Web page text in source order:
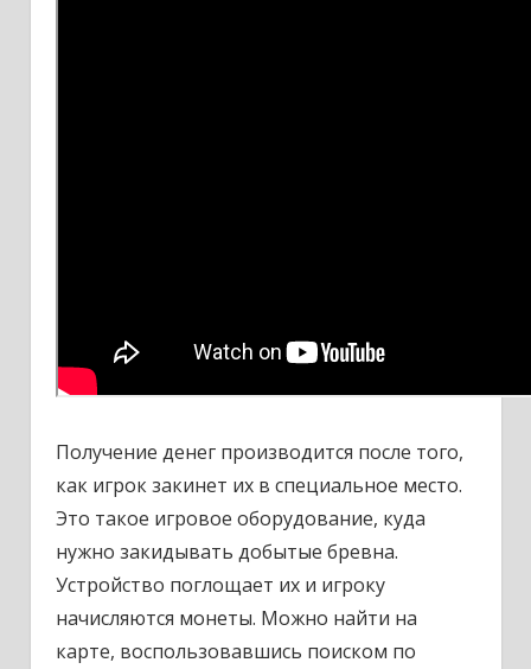
Получение денег производится после того,
как игрок закинет их в специальное место.
Это такое игровое оборудование, куда
нужно закидывать добытые бревна.
Устройство поглощает их и игроку
начисляются монеты. Можно найти на
карте, воспользовавшись поиском по